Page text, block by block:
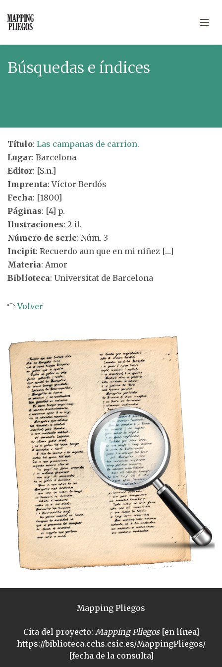
Búsquedas e índices
Título: Las campanas de carrion.
Lugar: Barcelona
Editor: [S.n.]
Imprenta: Víctor Berdós
Fecha: [1800]
Páginas: [4] p.
Ilustraciones: 2 il.
Número de serie: Núm. 3
Incipit: Recuerdo aun que en mi niñez […]
Materia: Amor
Biblioteca: Universitat de Barcelona
Volver
Mapping Pliegos
Cita del proyecto: Mapping Pliegos[en línea]
https://biblioteca.cchs.csic.es/MappingPliegos/
[fecha de la consulta]